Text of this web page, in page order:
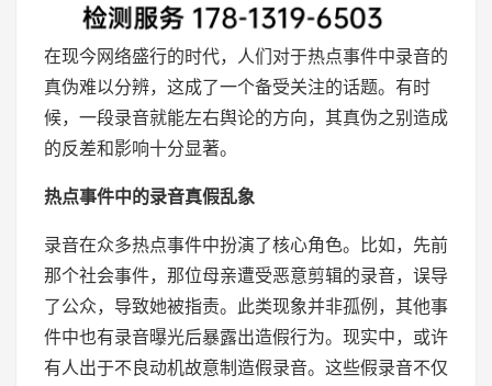
在现今网络盛行的时代，人们对于热点事件中录音的
真伪难以分辨，这成了一个备受关注的话题。有时
候，一段录音就能左右舆论的方向，其真伪之别造成
的反差和影响十分显著。
热点事件中的录音真假乱象
录音在众多热点事件中扮演了核心角色。比如，先前
那个社会事件，那位母亲遭受恶意剪辑的录音，误导
了公众，导致她被指责。此类现象并非孤例，其他事
件中也有录音曝光后暴露出造假行为。现实中，或许
有人出于不良动机故意制造假录音。这些假录音不仅